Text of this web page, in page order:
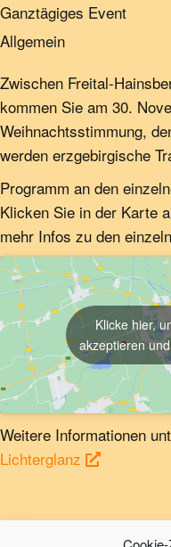
Ganztägiges Event
Allgemein
Zwischen Freital-
kommen Sie am 30.
Weihnachts­stimmung,
werden erz­gebirgische
Programm an den
Klicken Sie in der Karte
mehr Infos zu den
Klicke hier,
akzeptieren
Weitere Informationen
Lichterglanz